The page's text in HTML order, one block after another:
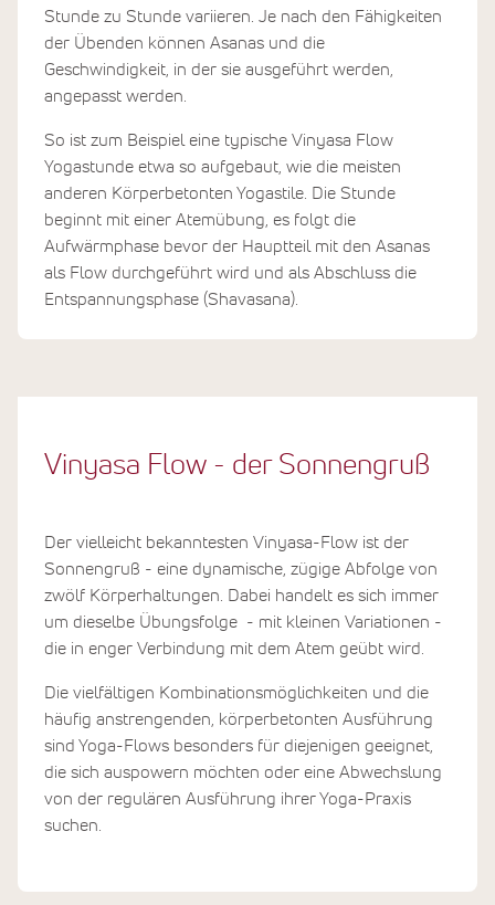
Stunde zu Stunde variieren. Je nach den Fähigkeiten
der Übenden können Asanas und die
Geschwindigkeit, in der sie ausgeführt werden,
angepasst werden.
So ist zum Beispiel eine typische Vinyasa Flow
Yogastunde etwa so aufgebaut, wie die meisten
anderen Körperbetonten Yogastile. Die Stunde
beginnt mit einer Atemübung, es folgt die
Aufwärmphase bevor der Hauptteil mit den Asanas
als Flow durchgeführt wird und als Abschluss die
Entspannungsphase (Shavasana).
Vinyasa Flow - der Sonnengruß
Der vielleicht bekanntesten Vinyasa-Flow ist der
Sonnengruß - eine dynamische, zügige Abfolge von
zwölf Körperhaltungen. Dabei handelt es sich immer
um dieselbe Übungsfolge - mit kleinen Variationen -
die in enger Verbindung mit dem Atem geübt wird.
Die vielfältigen Kombinationsmöglichkeiten und die
häufig anstrengenden, körperbetonten Ausführung
sind Yoga-Flows besonders für diejenigen geeignet,
die sich auspowern möchten oder eine Abwechslung
von der regulären Ausführung ihrer Yoga-Praxis
suchen.